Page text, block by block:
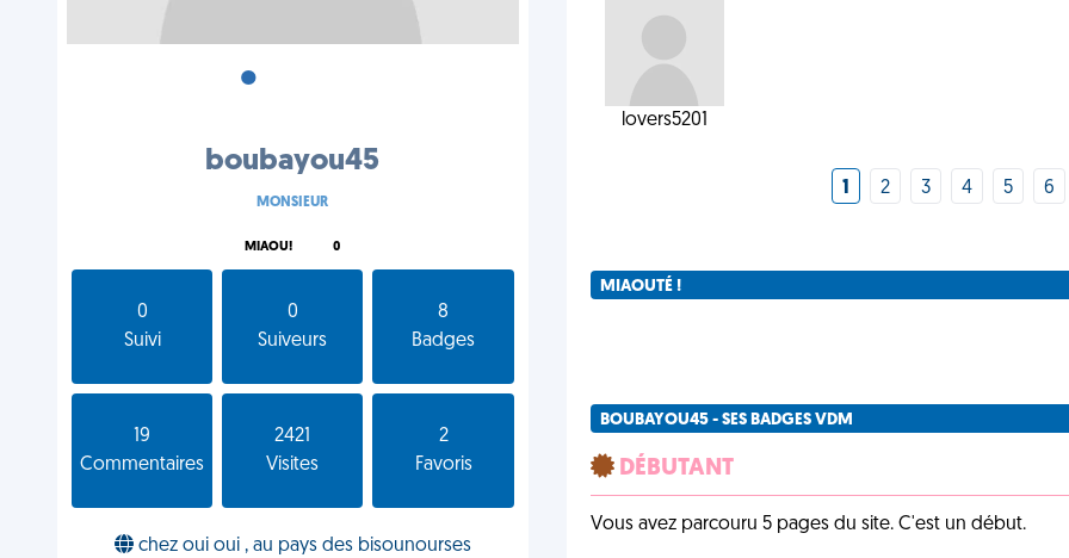
•
boubayou45
MONSIEUR
MIAOU! 0
0
Suivi
0
Suiveurs
8
Badges
19
Commentaires
2421
Visites
2
Favoris
chez oui oui , au pays des bisounourses
lovers5201
1 2 3 4 5 6
MIAOUTÉ !
BOUBAYOU45 - SES BADGES VDM
DÉBUTANT
Vous avez parcouru 5 pages du site. C'est un début.